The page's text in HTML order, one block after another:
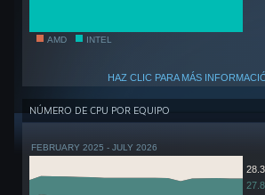
AMD INTEL
HAZ CLIC PARA MÁS
NÚMERO DE CPU POR EQUIPO
FEBRUARY 2025 - JULY 2026